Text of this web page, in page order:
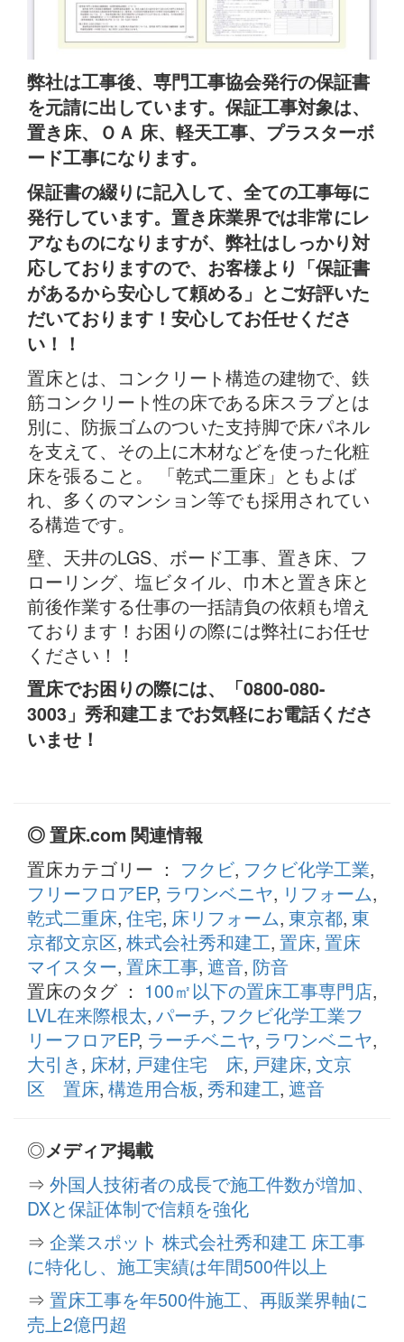
弊社は工事後、専門工事協会発行の保証書
を元請に出しています。保証工事対象は、
置き床、ＯＡ 床、軽天工事、プラスターボ
ード工事になります。
保証書の綴りに記入して、全ての工事毎に
発行しています。置き床業界では非常にレ
アなものになりますが、弊社はしっかり対
応しておりますので、お客様より「保証書
があるから安心して頼める」とご好評いた
だいております！安心してお任せくださ
い！！
置床とは、コンクリート構造の建物で、鉄
筋コンクリート性の床である床スラブとは
別に、防振ゴムのついた支持脚で床パネル
を支えて、その上に木材などを使った化粧
床を張ること。 「乾式二重床」ともよば
れ、多くのマンション等でも採用されてい
る構造です。
壁、天井のLGS、ボード工事、置き床、フ
ローリング、塩ビタイル、巾木と置き床と
前後作業する仕事の一括請負の依頼も増え
ております！お困りの際には弊社にお任せ
ください！！
置床でお困りの際には、「0800-080-
3003」秀和建工までお気軽にお電話くださ
いませ！
◎ 置床.com 関連情報
置床カテゴリー ： フクビ, フクビ化学工業,
フリーフロアEP, ラワンベニヤ, リフォーム,
乾式二重床, 住宅, 床リフォーム, 東京都, 東
京都文京区, 株式会社秀和建工, 置床, 置床
マイスター, 置床工事, 遮音, 防音
置床のタグ ： 100㎡以下の置床工事専門店,
LVL在来際根太, パーチ, フクビ化学工業フ
リーフロアEP, ラーチベニヤ, ラワンベニヤ,
大引き, 床材, 戸建住宅 床, 戸建床, 文京
区 置床, 構造用合板, 秀和建工, 遮音
◎メディア掲載
⇒ 外国人技術者の成長で施工件数が増加、
DXと保証体制で信頼を強化
⇒ 企業スポット 株式会社秀和建工 床工事
に特化し、施工実績は年間500件以上
⇒ 置床工事を年500件施工、再販業界軸に
売上2億円超